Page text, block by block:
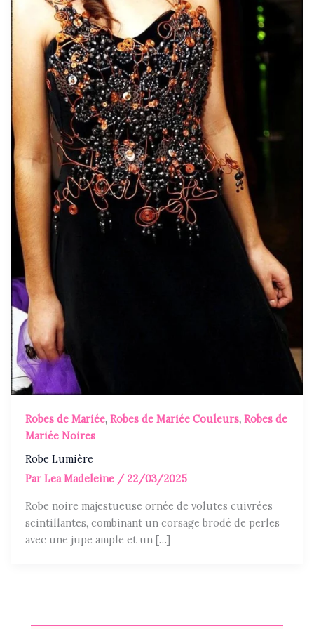
Robes de Mariée,Robes de Mariée Couleurs,Robes de
Mariée Noires
Robe Lumière
ParLea Madeleine / 22/03/2025
Robe noire majestueuse ornée de volutes cuivrées
scintillantes, combinant un corsage brodé de perles
avec une jupe ample et un […]